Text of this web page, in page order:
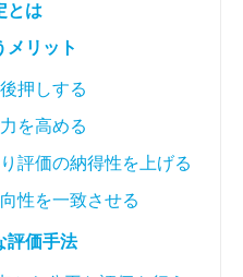
とは
メリット
押しする
を高める
評価の納得性を上げる
性を一致させる
評価手法